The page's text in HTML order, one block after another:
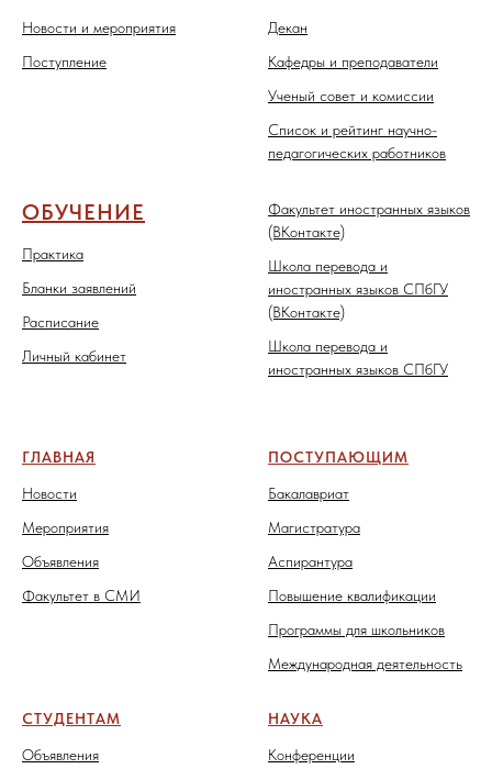
Новости и мероприятия
Поступление
Декан
Кафедры и преподаватели
Ученый совет и комиссии
Список и рейтинг научно-
педагогических работников
ОБУЧЕНИЕ
Практика
Бланки заявлений
Расписание
Личный кабинет
Факультет иностранных языков
(ВКонтакте)
Школа перевода и
иностранных языков СПбГУ
(ВКонтакте)
Школа перевода и
иностранных языков СПбГУ
ГЛАВНАЯ
Новости
Мероприятия
Объявления
Факультет в СМИ
ПОСТУПАЮЩИМ
Бакалавриат
Магистратура
Аспирантура
Повышение квалификации
Программы для школьников
Международная деятельность
СТУДЕНТАМ
Объявления
НАУКА
Конференции